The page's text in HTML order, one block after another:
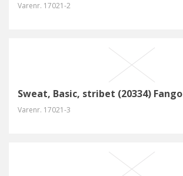
Varenr. 17021-2
Sweat, Basic, stribet (20334) Fango
Varenr. 17021-3